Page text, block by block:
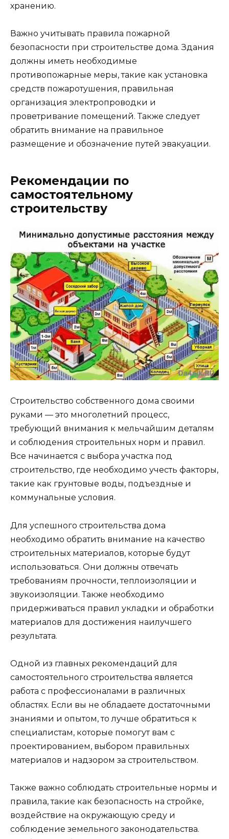
хранению.
Важно учитывать правила пожарной
безопасности при строительстве дома. Здания
должны иметь необходимые
противопожарные меры, такие как установка
средств пожаротушения, правильная
организация электропроводки и
проветривание помещений. Также следует
обратить внимание на правильное
размещение и обозначение путей эвакуации.
Рекомендации по
самостоятельному
строительству
Строительство собственного дома своими
руками — это многолетний процесс,
требующий внимания к мельчайшим деталям
и соблюдения строительных норм и правил.
Все начинается с выбора участка под
строительство, где необходимо учесть факторы,
такие как грунтовые воды, подъездные и
коммунальные условия.
Для успешного строительства дома
необходимо обратить внимание на качество
строительных материалов, которые будут
использоваться. Они должны отвечать
требованиям прочности, теплоизоляции и
звукоизоляции. Также необходимо
придерживаться правил укладки и обработки
материалов для достижения наилучшего
результата.
Одной из главных рекомендаций для
самостоятельного строительства является
работа с профессионалами в различных
областях. Если вы не обладаете достаточными
знаниями и опытом, то лучше обратиться к
специалистам, которые помогут вам с
проектированием, выбором правильных
материалов и надзором за строительством.
Также важно соблюдать строительные нормы и
правила, такие как безопасность на стройке,
воздействие на окружающую среду и
соблюдение земельного законодательства.